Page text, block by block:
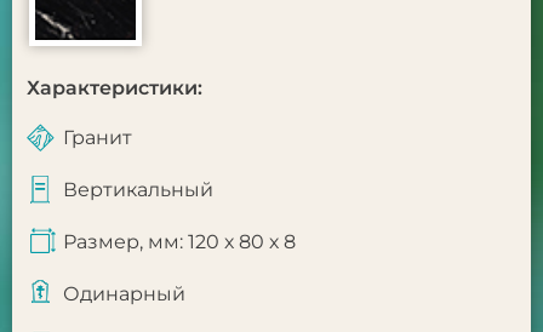
Характеристики:
Гранит
Вертикальный
Размер, мм: 120 х 80 х 8
Одинарный